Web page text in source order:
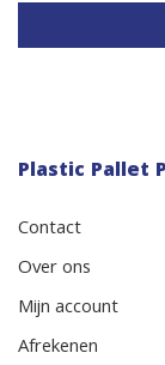
Plastic Pallet
Contact
Over ons
Mijn account
Afrekenen